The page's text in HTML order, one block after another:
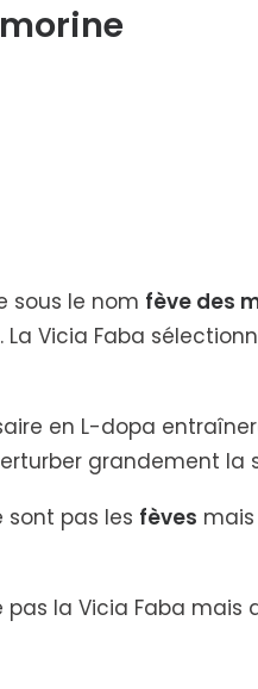
sous le nom fève des
La Vicia Faba
en L-dopa
grandement la
sont pas les fèves
la Vicia Faba mais